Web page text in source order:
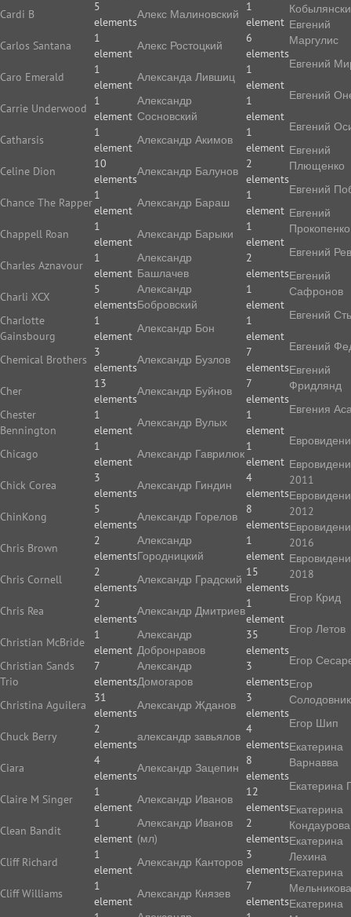
Cardi B
5
elements
Carlos Santana
1
element
Caro Emerald
1
element
Carrie Underwood
1
element
Catharsis
1
element
Celine Dion
10
elements
Chance The Rapper
1
element
Chappell Roan
1
element
Charles Aznavour
1
element
Charli XCX
5
elements
Charlotte
Gainsbourg
1
element
Chemical Brothers
3
elements
Cher
13
elements
Chester
Bennington
1
element
Chicago
1
element
Chick Corea
3
elements
ChinKong
5
elements
Chris Brown
2
elements
Chris Cornell
2
elements
Chris Rea
2
elements
Christian McBride
1
element
Christian Sands
Trio
7
elements
Christina Aguilera
31
elements
Chuck Berry
2
elements
Ciara
4
elements
Claire M Singer
1
element
Clean Bandit
1
element
Cliff Richard
1
element
Cliff Williams
1
element
Алекс Малиновский
1
element
Алекс Ростоцкий
6
elements
Александа Лившиц
1
element
Александр
Сосновский
1
element
Александр Акимов
1
element
Александр Балунов
2
elements
Александр Бараш
1
element
Александр Барыки
1
element
Александр
Башлачев
2
elements
Александр
Бобровский
1
element
Александр Бон
1
element
Александр Бузлов
7
elements
Александр Буйнов
7
elements
Александр Вулых
1
element
Александр Гаврилюк
1
element
Александр Гиндин
4
elements
Александр Горелов
8
elements
Александр
Городницкий
1
element
Александр Градский
15
elements
Александр Дмитриев
1
element
Александр
Добронравов
35
elements
Александр
Домогаров
3
elements
Александр Жданов
3
elements
александр завьялов
4
elements
Александр Зацепин
8
elements
Александр Иванов
12
elements
Александр Иванов
(мл)
2
elements
Александр Канторов
3
elements
Александр Князев
7
elements
Евгений
Маргулис
Евгений
Евгений
Евгений
Евгений
Плющенко
Евгений
Евгений
Прокопенко
Евгений
Евгений
Сафронов
Евгений
Евгений
Евгений
Фридлянд
Евгения
2011
2012
2016
2018
Егор Крид
Егор Летов
Егор
Егор
Егор Шип
Екатерина
Варнавва
Екатерина
Екатерина
Кондаурова
Екатерина
Лехина
Екатерина
Мельникова
Екатерина